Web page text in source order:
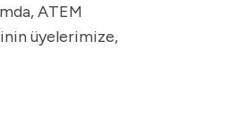
ATEM
üyelerimize,